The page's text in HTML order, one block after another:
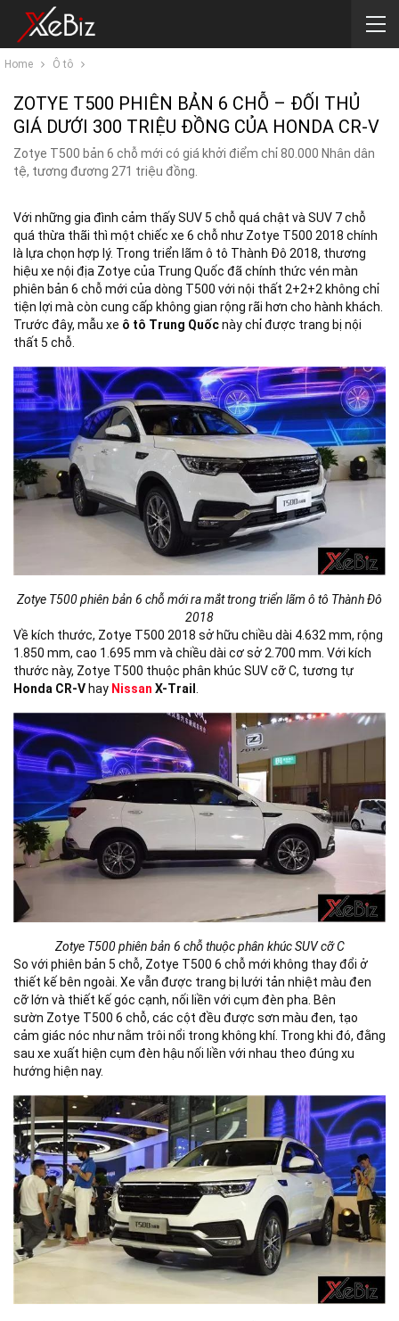
Home Ô tô
ZOTYE T500 PHIÊN BẢN 6 CHỖ – ĐỐI THỦ
GIÁ DƯỚI 300 TRIỆU ĐỒNG CỦA HONDA CR-V
Zotye T500 bản 6 chỗ mới có giá khởi điểm chỉ 80.000 Nhân dân
tệ, tương đương 271 triệu đồng.
Với những gia đình cảm thấy SUV 5 chỗ quá chật và SUV 7 chỗ
quá thừa thãi thì một chiếc xe 6 chỗ như Zotye T500 2018 chính
là lựa chọn hợp lý. Trong triển lãm ô tô Thành Đô 2018, thương
hiệu xe nội địa Zotye của Trung Quốc đã chính thức vén màn
phiên bản 6 chỗ mới của dòng T500 với nội thất 2+2+2 không chỉ
tiện lợi mà còn cung cấp không gian rộng rãi hơn cho hành khách.
Trước đây, mẫu xe ô tô Trung Quốcnày chỉ được trang bị nội
thất 5 chỗ.
Zotye T500 phiên bản 6 chỗ mới ra mắt trong triển lãm ô tô Thành Đô
2018
Về kích thước, Zotye T500 2018 sở hữu chiều dài 4.632 mm, rộng
1.850 mm, cao 1.695 mm và chiều dài cơ sở 2.700 mm. Với kích
thước này, Zotye T500 thuộc phân khúc SUV cỡ C, tương tự
Honda CR-V hay Nissan X-Trail .
Zotye T500 phiên bản 6 chỗ thuộc phân khúc SUV cỡ C
So với phiên bản 5 chỗ, Zotye T500 6 chỗ mới không thay đổi ở
thiết kế bên ngoài. Xe vẫn được trang bị lưới tản nhiệt màu đen
cỡ lớn và thiết kế góc cạnh, nối liền với cụm đèn pha. Bên
sườn Zotye T500 6 chỗ, các cột đều được sơn màu đen, tạo
cảm giác nóc như nằm trôi nổi trong không khí. Trong khi đó, đằng
sau xe xuất hiện cụm đèn hậu nối liền với nhau theo đúng xu
hướng hiện nay.